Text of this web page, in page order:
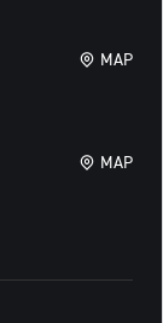
MAP
MAP